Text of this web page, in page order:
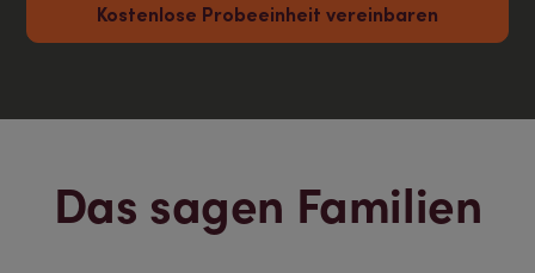
Kostenlose Probeeinheit vereinbaren
Das sagen Familien